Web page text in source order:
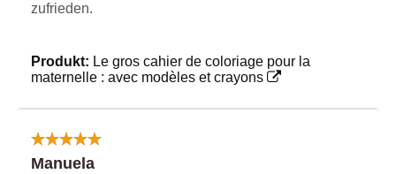
zufrieden.
Produkt: Le gros cahier de coloriage pour la
maternelle : avec modèles et crayons
Manuela